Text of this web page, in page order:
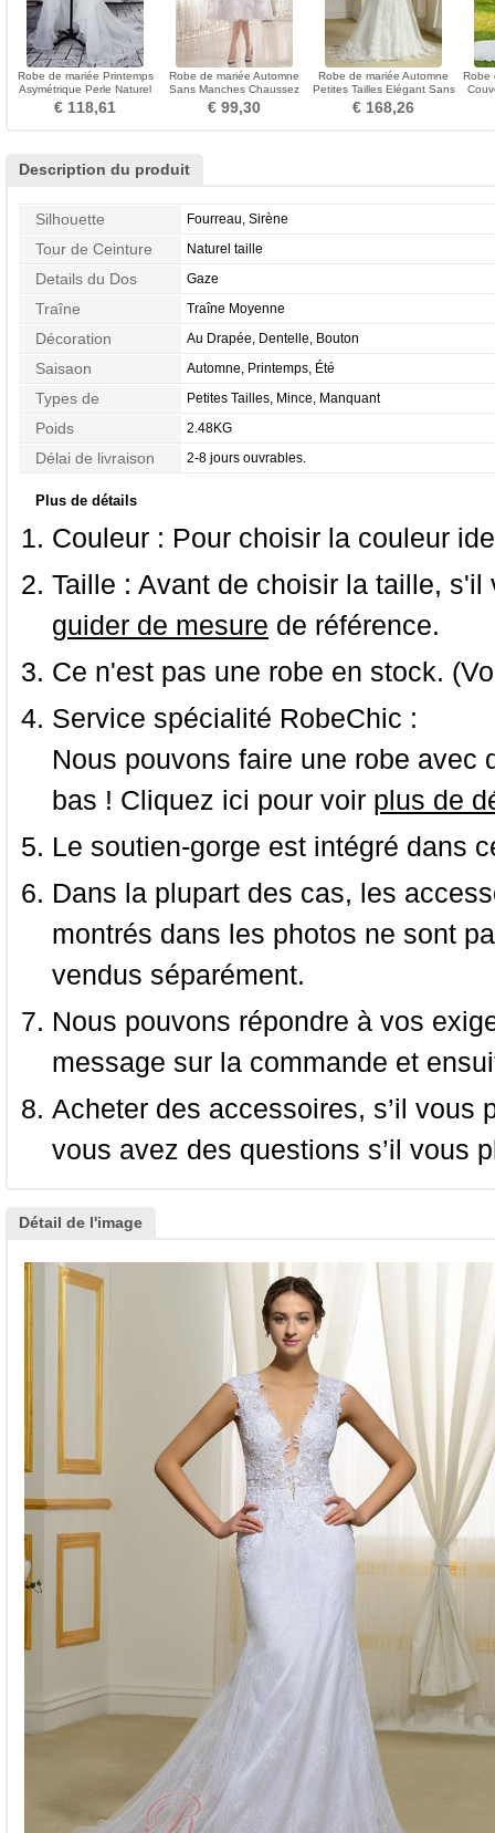
Robe de mariée Printemps
Asymétrique Perle Naturel
taille Plage
€ 118,61
Robe de mariée Automne
Sans Manches Chaussez
Courte Sans bretelles
€ 99,30
Robe de mariée Automne
Petites Tailles Elégant Sans
Manches A-ligne
€ 168,26
Robe
Description du produit
Silhouette Fourreau, Sirène
Tour de Ceinture Naturel taille
Details du Dos Gaze
Traîne Traîne Moyenne
Décoration Au Drapée, Dentelle, Bouton
Saisaon Automne, Printemps, Été
Types de
Morphologie
Petites Tailles, Mince, Manquant
Poids 2.48KG
Délai de livraison 2-8 jours ouvrables.
Plus de détails
Couleur : Pour choisir la couleur
Taille : Avant de choisir la taille,
guider de mesure de référence.
Ce n'est pas une robe en stock.
Service spécialité RobeChic :
Nous pouvons faire une robe
bas ! Cliquez ici pour voir plus de
Le soutien-gorge est intégré dans
Dans la plupart des cas, les
montrés dans les photos ne sont
vendus séparément.
Nous pouvons répondre à vos
message sur la commande et
Acheter des accessoires, s’il
vous avez des questions s’il vous
Détail de l'image